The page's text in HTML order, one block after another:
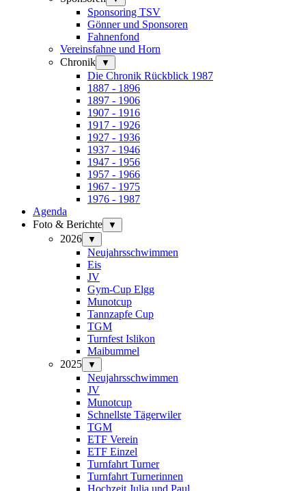
Sponsoring TSV
Gönner und Sponsoren
Fahnenfond
Vereinsfahne und Horn
Chronik
▼
Die Chronik Rückblick 1987
1887 - 1896
1897 - 1906
1907 - 1916
1917 - 1926
1927 - 1936
1937 - 1946
1947 - 1956
1957 - 1966
1967 - 1975
1976 - 1987
Agenda
Foto & Berichte
▼
2026 ▼
Neujahrsschwimmen
Eis
JV
Gym-Cup Elgg
Munotcup
Tannzapfe Cup
TGM
Turnfest Islikon
Maibummel
2025
▼
Neujahrsschwimmen
JV
Munotcup
Schnellste Tägerwiler
TGM
ETF Verein
ETF Einzel
Turnfahrt Turner
Turnfahrt Turnerinnen
Hochzeit Julia und Paul